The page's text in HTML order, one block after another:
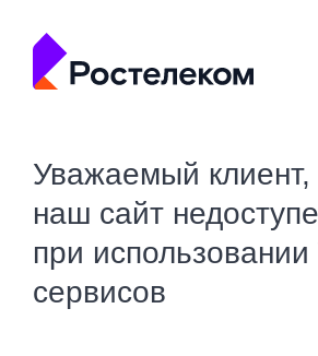
Уважаемый клиент,
наш сайт
при использовании
сервисов